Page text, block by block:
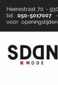
Heerestraat 70 -
tel:050-5017007
voor